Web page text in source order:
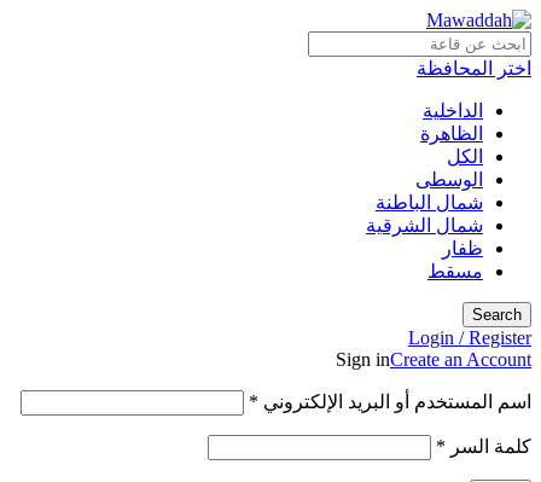
اختر المحافظة
الداخلية
الظاهرة
الكل
الوسطى
شمال الباطنة
شمال الشرقية
ظفار
مسقط
Search
Login / Register
Sign inCreate an Account
اسم المستخدم أو البريد الإلكتروني *
كلمة السر *